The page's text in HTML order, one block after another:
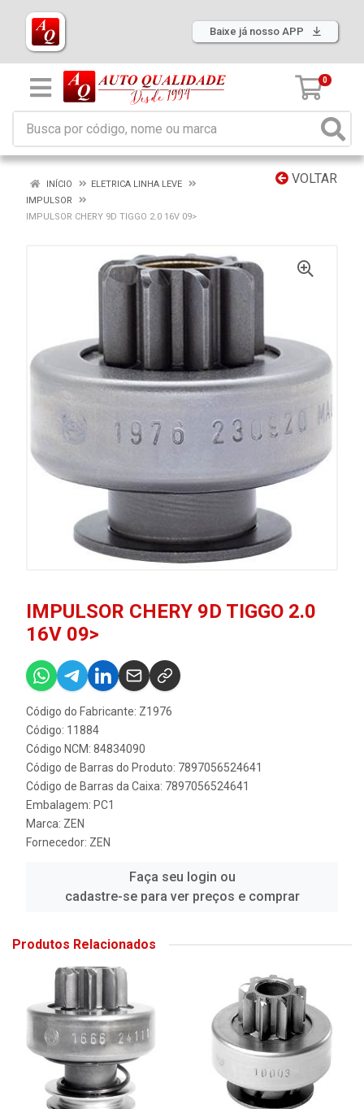
Baixe já nosso APP
0
VOLTAR
INÍCIO
ELETRICA LINHA LEVE
IMPULSOR
IMPULSOR CHERY 9D TIGGO 2.0 16V 09>
IMPULSOR CHERY 9D TIGGO 2.0
16V 09>
Código do Fabricante: Z1976
Código: 11884
Código NCM: 84834090
Código de Barras do Produto: 7897056524641
Código de Barras da Caixa: 7897056524641
Embalagem: PC1
Marca: ZEN
Fornecedor: ZEN
Faça seu login ou
cadastre-se para ver preços e comprar
Produtos Relacionados